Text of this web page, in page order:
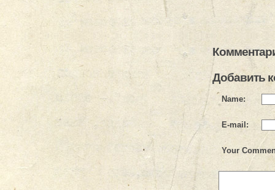
Добавить
Name:
E-mail:
Your